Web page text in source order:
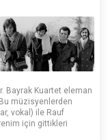
Bayrak Kuartet eleman
müzisyenlerden
vokal) ile Rauf
için gittikleri